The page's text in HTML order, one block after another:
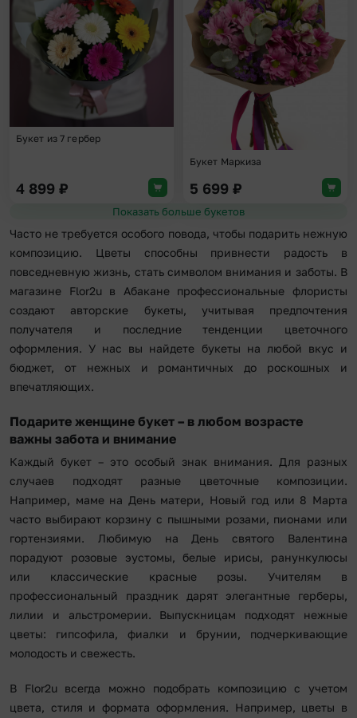
Букет из 7 гербер
4 899 ₽
Букет Маркиза
5 699 ₽
Показать больше букетов
Часто не требуется особого повода, чтобы подарить нежную
композицию. Цветы способны привнести радость в
повседневную жизнь, стать символом внимания и заботы. В
магазине Flor2u в Абакане профессиональные флористы
создают авторские букеты, учитывая предпочтения
получателя и последние тенденции цветочного
оформления. У нас вы найдете букеты на любой вкус и
бюджет, от нежных и романтичных до роскошных и
впечатляющих.
Подарите женщине букет – в любом возрасте
важны забота и внимание
Каждый букет – это особый знак внимания. Для разных
случаев подходят разные цветочные композиции.
Например, маме на День матери, Новый год или 8 Марта
часто выбирают корзину с пышными розами, пионами или
гортензиями. Любимую на День святого Валентина
порадуют розовые эустомы, белые ирисы, ранункулюсы
или классические красные розы. Учителям в
профессиональный праздник дарят элегантные герберы,
лилии и альстромерии. Выпускницам подходят нежные
цветы: гипсофила, фиалки и брунии, подчеркивающие
молодость и свежесть.
В Flor2u всегда можно подобрать композицию с учетом
цвета, стиля и формата оформления. Например, цветы в